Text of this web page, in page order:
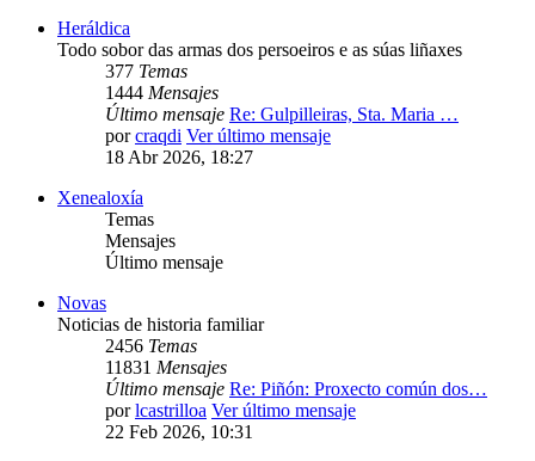
Heráldica
Todo sobor das armas dos persoeiros e as súas liñaxes
377 Temas
1444 Mensajes
Último mensaje Re: Gulpilleiras, Sta. Maria …
porcraqdi Ver último mensaje
18 Abr 2026, 18:27
Xenealoxía
Temas
Mensajes
Último mensaje
Novas
Noticias de historia familiar
2456 Temas
11831 Mensajes
Último mensaje Re: Piñón: Proxecto común dos…
porlcastrilloa Ver último mensaje
22 Feb 2026, 10:31